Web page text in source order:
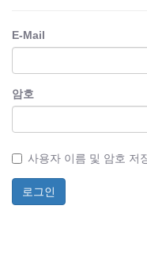
E-Mail
암호
사용자 이름 및 암호 저